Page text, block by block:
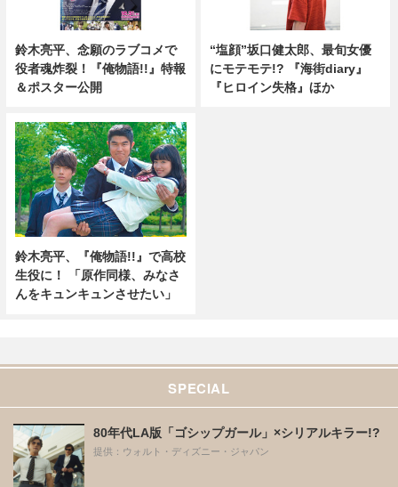
鈴木亮平、念願のラブコメで
役者魂炸裂！『俺物語!!』特報
＆ポスター公開
“塩顔”坂口健太郎、最旬女優
にモテモテ!? 『海街diary』
『ヒロイン失格』ほか
鈴木亮平、『俺物語!!』で高校
生役に！ 「原作同様、みなさ
んをキュンキュンさせたい」
SPECIAL
80年代LA版「ゴシップガール」×シリアルキラー!?
提供：ウォルト・ディズニー・ジャパン